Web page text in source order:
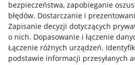
bezpieczeństwa, zapobieganie
błędów. Dostarczanie i
Zapisanie decyzji dotyczących
o nich. Dopasowanie i łączenie
Łączenie różnych urządzeń.
podstawie informacji przesyłanych
Informacje prawne
Regulamin
Polityka plików "cookies"